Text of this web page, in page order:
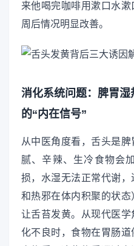
来他喝完咖啡用漱口水
周后情况明显改善。
消化系统问题：脾胃
的“内在信号”
从中医角度看，舌头是
腻、辛辣、生冷食物会
损，水湿无法正常代谢
和热邪在体内积聚的状
让舌苔发黄。从现代医
化不良时，食物在胃肠